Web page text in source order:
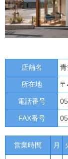
店舗名
所在地
電話番号
FAX番号
営業時間 月